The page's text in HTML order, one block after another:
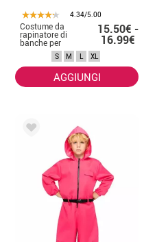
4.34/5.00
Costume da
rapinatore di
banche per
15.50€ -
16.99€
S M L XL
AGGIUNGI